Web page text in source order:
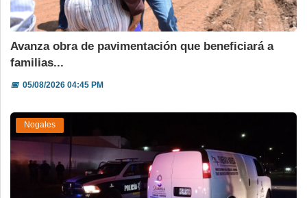
Avanza obra de pavimentación que beneficiará a
familias...
📅05/08/2026 04:45 PM
Nogales